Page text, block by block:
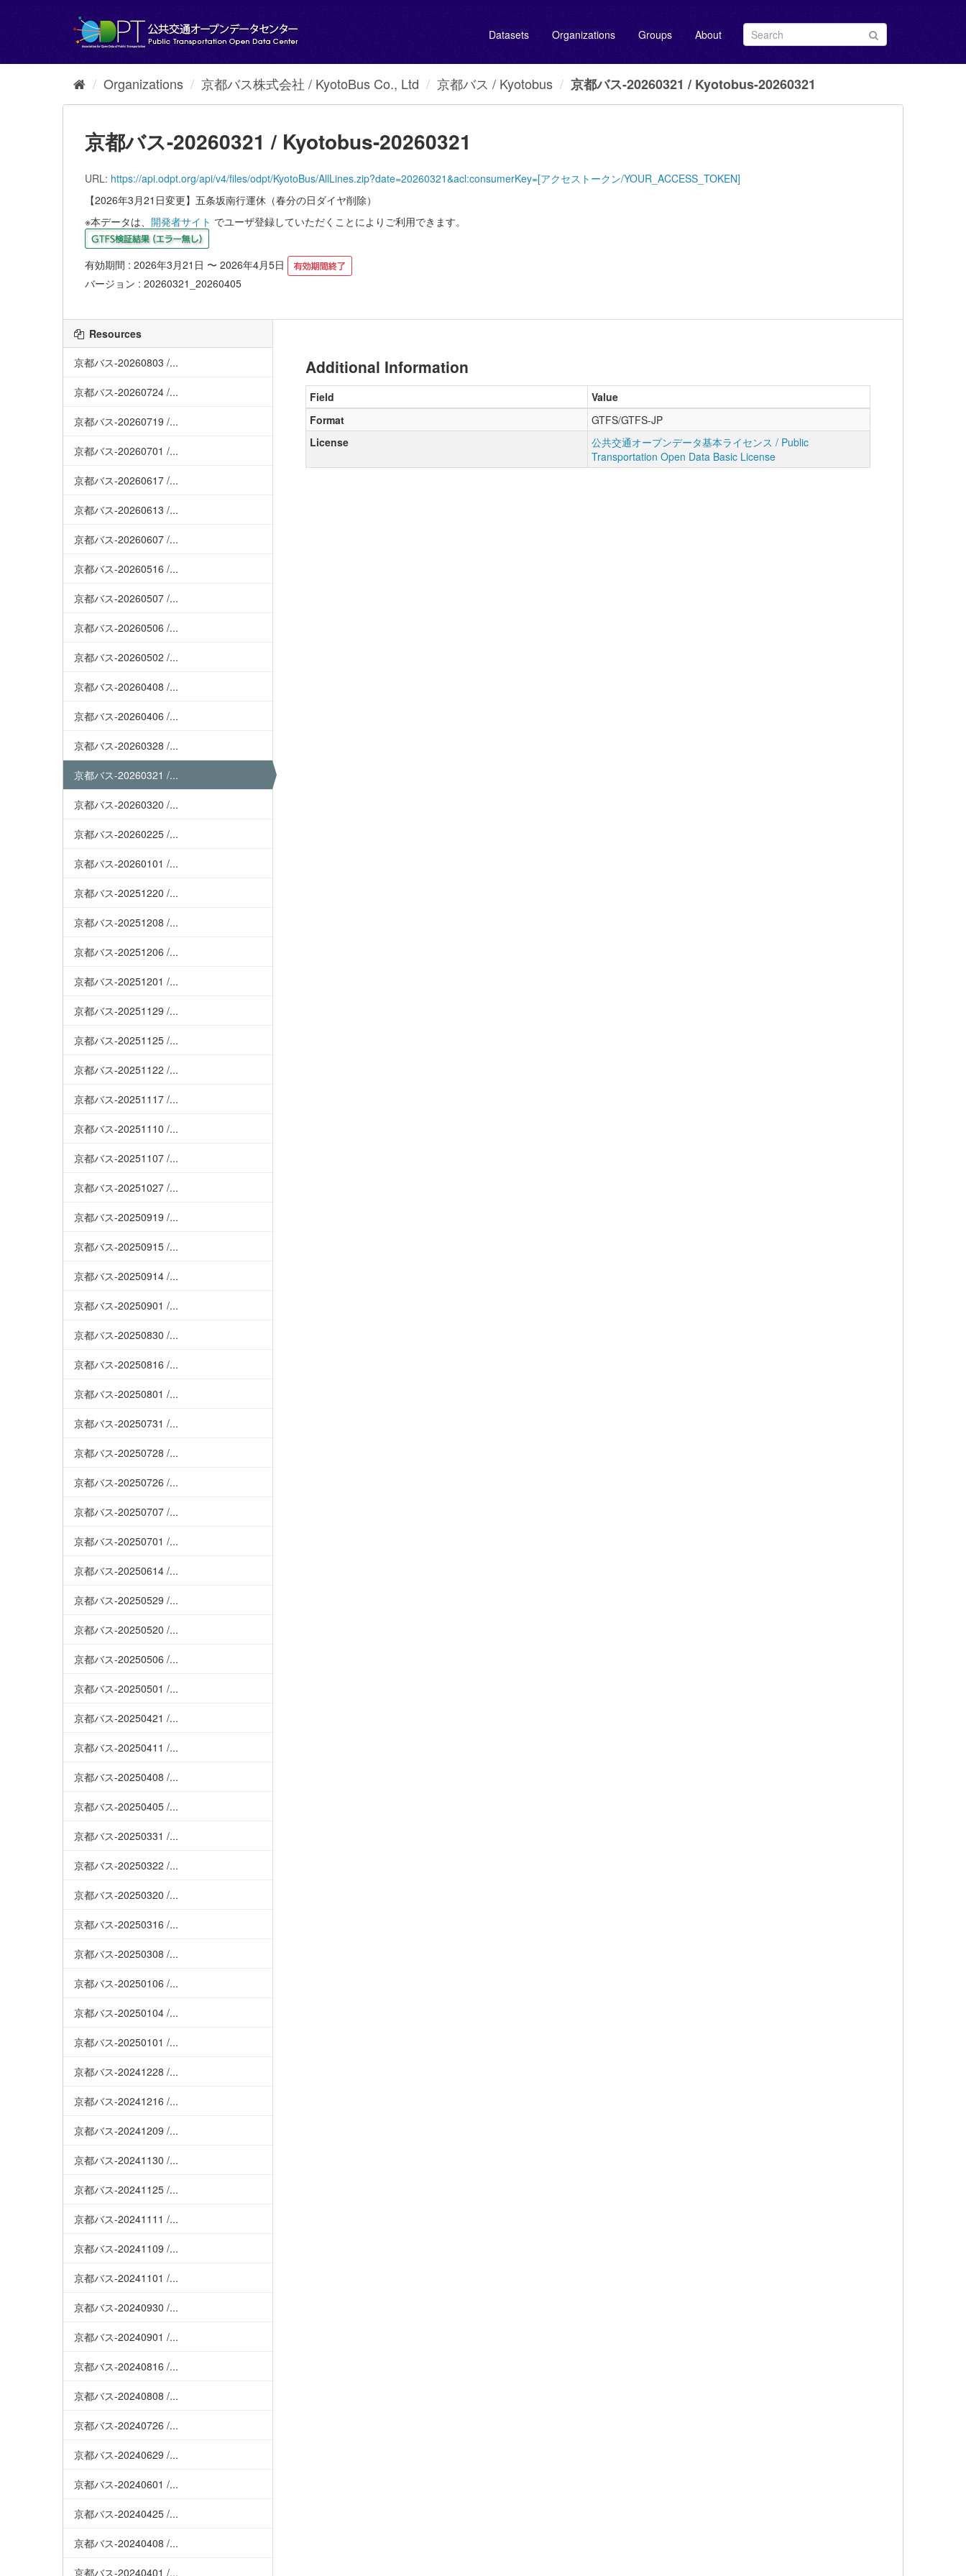
Datasets Organizations Groups About
Organizations 京都バス株式会社 / KyotoBus Co., Ltd 京都バス / Kyotobus 京都バス-20260321 / Kyotobus-20260321
京都バス-20260321 / Kyotobus-20260321
URL: https://api.odpt.org/api/v4/files/odpt/KyotoBus/AllLines.zip?date=20260321&acl:consumerKey=[アクセストークン/YOUR_ACCESS_TOKEN]
【2026年3月21日変更】五条坂南行運休（春分の日ダイヤ削除）
※本データは、 開発者サイト でユーザ登録していただくことによりご利用できます。
有効期間 : 2026年3月21日 〜 2026年4月5日
バージョン : 20260321_20260405
Resources
京都バス-20260803 /...
京都バス-20260724 /...
京都バス-20260719 /...
京都バス-20260701 /...
京都バス-20260617 /...
京都バス-20260613 /...
京都バス-20260607 /...
京都バス-20260516 /...
京都バス-20260507 /...
京都バス-20260506 /...
京都バス-20260502 /...
京都バス-20260408 /...
京都バス-20260406 /...
京都バス-20260328 /...
京都バス-20260321 /...
京都バス-20260320 /...
京都バス-20260225 /...
京都バス-20260101 /...
京都バス-20251220 /...
京都バス-20251208 /...
京都バス-20251206 /...
京都バス-20251201 /...
京都バス-20251129 /...
京都バス-20251125 /...
京都バス-20251122 /...
京都バス-20251117 /...
京都バス-20251110 /...
京都バス-20251107 /...
京都バス-20251027 /...
京都バス-20250919 /...
京都バス-20250915 /...
京都バス-20250914 /...
京都バス-20250901 /...
京都バス-20250830 /...
京都バス-20250816 /...
京都バス-20250801 /...
京都バス-20250731 /...
京都バス-20250728 /...
京都バス-20250726 /...
京都バス-20250707 /...
京都バス-20250701 /...
京都バス-20250614 /...
京都バス-20250529 /...
京都バス-20250520 /...
京都バス-20250506 /...
京都バス-20250501 /...
京都バス-20250421 /...
京都バス-20250411 /...
京都バス-20250408 /...
京都バス-20250405 /...
京都バス-20250331 /...
京都バス-20250322 /...
京都バス-20250320 /...
京都バス-20250316 /...
京都バス-20250308 /...
京都バス-20250106 /...
京都バス-20250104 /...
京都バス-20250101 /...
京都バス-20241228 /...
京都バス-20241216 /...
京都バス-20241209 /...
京都バス-20241130 /...
京都バス-20241125 /...
京都バス-20241111 /...
京都バス-20241109 /...
京都バス-20241101 /...
京都バス-20240930 /...
京都バス-20240901 /...
京都バス-20240816 /...
京都バス-20240808 /...
京都バス-20240726 /...
京都バス-20240629 /...
京都バス-20240601 /...
京都バス-20240425 /...
京都バス-20240408 /...
京都バス-20240401 /...
Additional Information
Field
Value
Format
GTFS/GTFS-JP
License
公共交通オープンデータ基本ライセンス / Public
Transportation Open Data Basic License